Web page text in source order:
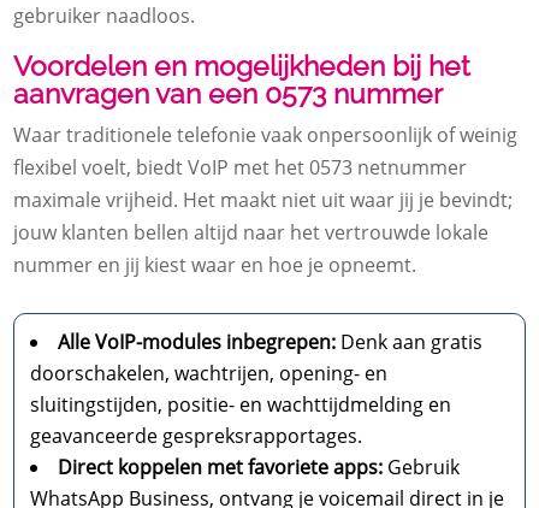
gebruiker naadloos.
Voordelen en mogelijkheden bij het
aanvragen van een 0573 nummer
Waar traditionele telefonie vaak onpersoonlijk of weinig
flexibel voelt, biedt VoIP met het 0573 netnummer
maximale vrijheid. Het maakt niet uit waar jij je bevindt;
jouw klanten bellen altijd naar het vertrouwde lokale
nummer en jij kiest waar en hoe je opneemt.
Alle VoIP-modules inbegrepen: Denk aan gratis
doorschakelen, wachtrijen, opening- en
sluitingstijden, positie- en wachttijdmelding en
geavanceerde gespreksrapportages.
Direct koppelen met favoriete apps: Gebruik
WhatsApp Business, ontvang je voicemail direct in je